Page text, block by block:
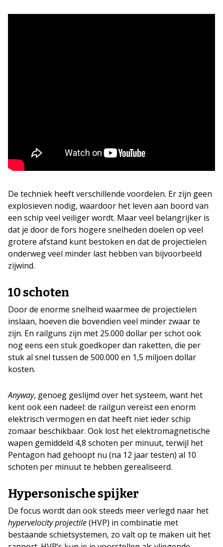
De techniek heeft verschillende voordelen. Er zijn geen
explosieven nodig, waardoor het leven aan boord van
een schip veel veiliger wordt. Maar veel belangrijker is
dat je door de fors hogere snelheden doelen op veel
grotere afstand kunt bestoken en dat de projectielen
onderweg veel minder last hebben van bijvoorbeeld
zijwind.
10 schoten
Door de enorme snelheid waarmee de projectielen
inslaan, hoeven die bovendien veel minder zwaar te
zijn. En railguns zijn met 25.000 dollar per schot ook
nog eens een stuk goedkoper dan raketten, die per
stuk al snel tussen de 500.000 en 1,5 miljoen dollar
kosten.
Anyway, genoeg geslijmd over het systeem, want het
kent ook een nadeel: de railgun vereist een enorm
elektrisch vermogen en dat heeft niet ieder schip
zomaar beschikbaar. Ook lost het elektromagnetische
wapen gemiddeld 4,8 schoten per minuut, terwijl het
Pentagon had gehoopt nu (na 12 jaar testen) al 10
schoten per minuut te hebben gerealiseerd.
Hypersonische spijker
De focus wordt dan ook steeds meer verlegd naar het
hypervelocity projectile(HVP) in combinatie met
bestaande schietsystemen, zo valt op te maken uit het